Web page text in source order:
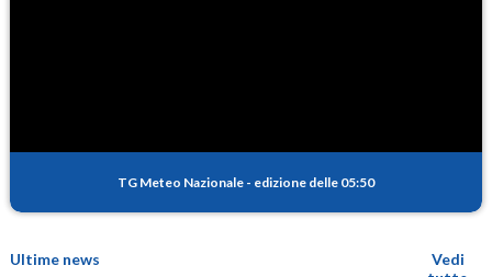
TG Meteo Nazionale - edizione delle 05:50
Ultime news
Vedi